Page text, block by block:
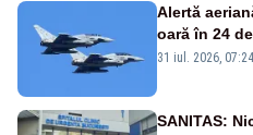
Alertă
oară în 24
Eurofighter
31 iul. 2026, 07:24
SANITAS: